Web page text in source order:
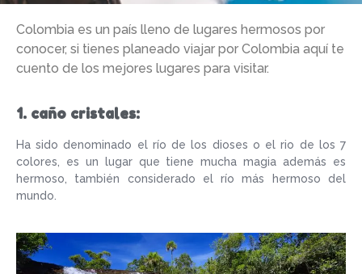
Colombia es un país lleno de lugares hermosos por
conocer, si tienes planeado viajar por Colombia aquí te
cuento de los mejores lugares para visitar.
1. caño cristales:
Ha sido denominado el río de los dioses o el rio de los 7
colores, es un lugar que tiene mucha magia además es
hermoso, también considerado el río más hermoso del
mundo.